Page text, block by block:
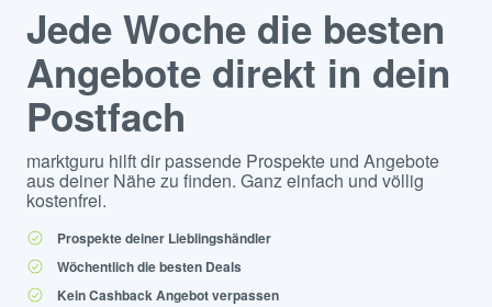
Jede Woche die besten
Angebote direkt in dein
Postfach
marktguru hilft dir passende Prospekte und Angebote
aus deiner Nähe zu finden. Ganz einfach und völlig
kostenfrei.
Prospekte deiner Lieblingshändler
Wöchentlich die besten Deals
Kein Cashback Angebot verpassen